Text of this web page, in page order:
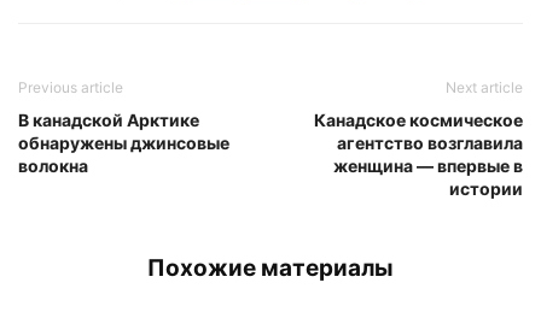
Previous article
В канадской Арктике
обнаружены джинсовые
волокна
Next article
Канадское космическое
агентство возглавила
женщина — впервые в
истории
Похожие материалы